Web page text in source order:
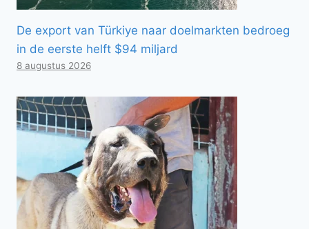
De export van Türkiye naar doelmarkten bedroeg
in de eerste helft $94 miljard
8 augustus 2026